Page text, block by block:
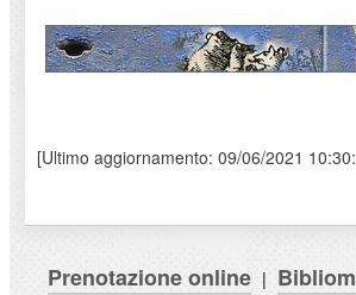
[Ultimo aggiornamento: 09/06/2021
Prenotazione online |